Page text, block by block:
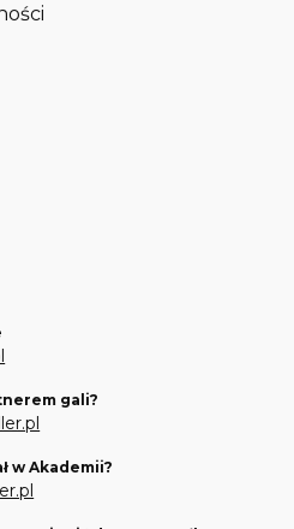
gali?
w Akademii?